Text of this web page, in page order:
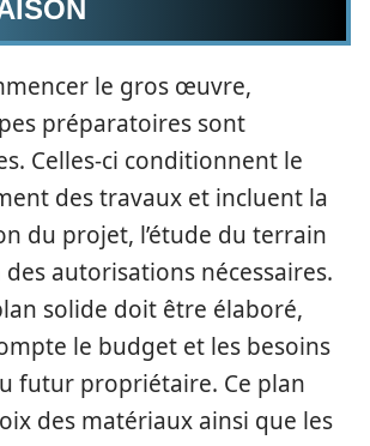
le gros œuvre,
préparatoires sont
Celles-ci conditionnent le
des travaux et incluent la
du projet, l’étude du terrain
des autorisations nécessaires.
solide doit être élaboré,
le budget et les besoins
futur propriétaire. Ce plan
des matériaux ainsi que les